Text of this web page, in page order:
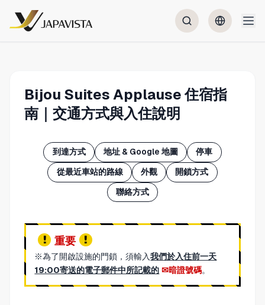
Bijou Suites Applause 住宿指
南｜交通方式與入住說明
到達方式 地址 & Google 地圖 停車
從最近車站的路線 外觀 開鎖方式
聯絡方式
重要
※為了開啟設施的門鎖，須輸入我們於入住前一天
19:00寄送的電子郵件中所記載的
暗證號碼。